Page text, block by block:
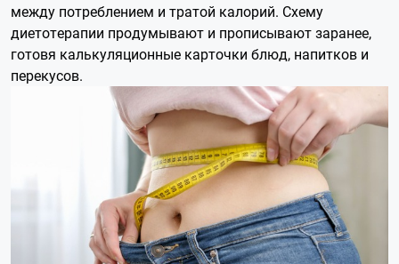
между потреблением и тратой калорий. Схему
диетотерапии продумывают и прописывают заранее,
готовя калькуляционные карточки блюд, напитков и
перекусов.